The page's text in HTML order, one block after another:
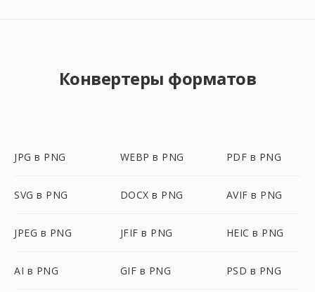
Конвертеры форматов
JPG в PNG WEBP в PNG PDF в PNG
SVG в PNG DOCX в PNG AVIF в PNG
JPEG в PNG JFIF в PNG HEIC в PNG
AI в PNG GIF в PNG PSD в PNG